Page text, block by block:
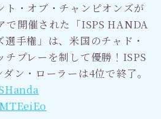
ト・オブ・チャンピオンズが
で開催された「ISPS HANDA
手権」は、米国のチャド・
チプレーを制して優勝！ISPS
ン・ローラーは4位で終了。